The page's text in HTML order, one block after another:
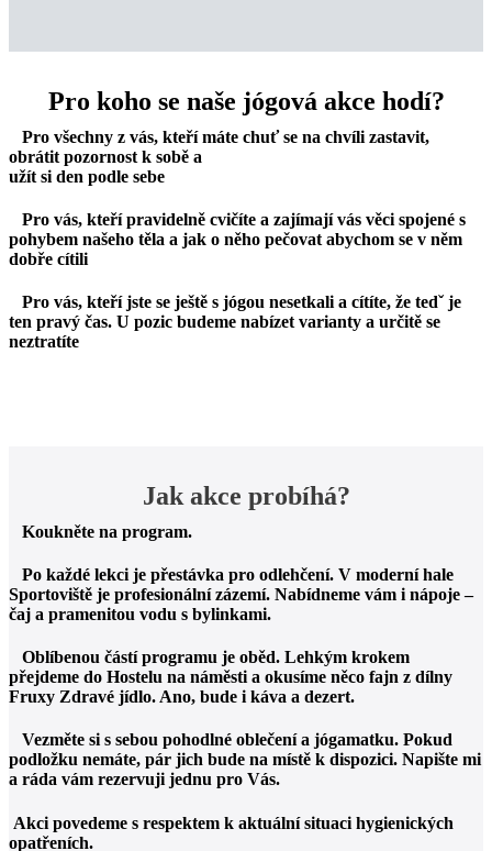
Pro koho se naše jógová akce hodí?
Pro všechny z vás, kteří máte chuť se na chvíli zastavit,
obrátit pozornost k sobě a
užít si den podle sebe
Pro vás, kteří pravidelně cvičíte a zajímají vás věci spojené s
pohybem našeho těla a jak o něho pečovat abychom se v něm
dobře cítili
Pro vás, kteří jste se ještě s jógou nesetkali a cítíte, že tedˇ je
ten pravý čas. U pozic budeme nabízet varianty a určitě se
neztratíte
Jak akce probíhá?
Koukněte na program.
Po každé lekci je přestávka pro odlehčení. V moderní hale
Sportoviště je profesionální zázemí. Nabídneme vám i nápoje –
čaj a pramenitou vodu s bylinkami.
Oblíbenou částí programu je oběd. Lehkým krokem
přejdeme do Hostelu na náměsti a okusíme něco fajn z dílny
Fruxy Zdravé jídlo. Ano, bude i káva a dezert.
Vezměte si s sebou pohodlné oblečení a jógamatku. Pokud
podložku nemáte, pár jich bude na místě k dispozici. Napište mi
a ráda vám rezervuji jednu pro Vás.
Akci povedeme s respektem k aktuální situaci hygienických
opatřeních.